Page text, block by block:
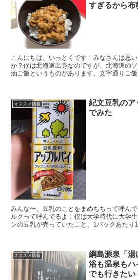
すぎるから布
こんにちは、いっとくです！みなさんは思
か？僕は北海道出身なのですが、北海道の
油ご飯というものがあります。文字通りご飯
オススメ情報
紀文豆乳のア
でみた
みんな〜、豆乳のことをまめちちって呼ん
ルクって呼んでるよ！僕は大学時代に大学
ンの豆乳が売っていたこと、1パックあたり
オススメ情報
綱島源泉「湯
浴も温泉もハ
でも行きたい